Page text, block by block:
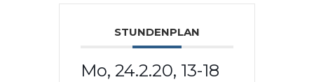
STUNDENPLAN
Mo, 24.2.20, 13-18